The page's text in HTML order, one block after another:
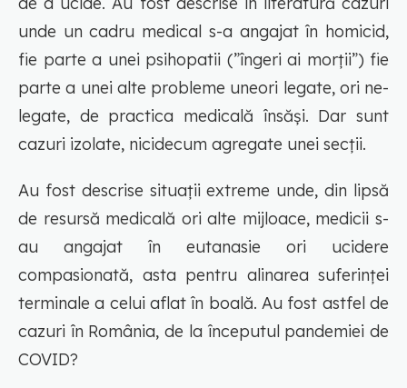
unde un cadru medical s-a angajat în homicid,
fie parte a unei psihopatii (”îngeri ai morții”) fie
parte a unei alte probleme uneori legate, ori ne-
legate, de practica medicală însăși. Dar sunt
cazuri izolate, nicidecum agregate unei secții.
Au fost descrise situații extreme unde, din lipsă
de resursă medicală ori alte mijloace, medicii s-
au angajat în eutanasie ori ucidere
compasionată, asta pentru alinarea suferinței
terminale a celui aflat în boală. Au fost astfel de
cazuri în România, de la începutul pandemiei de
COVID?